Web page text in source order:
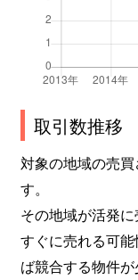
取引数推移
対象の地域の売
す。
その地域が活発
すぐに売れる可
ば競合する物件